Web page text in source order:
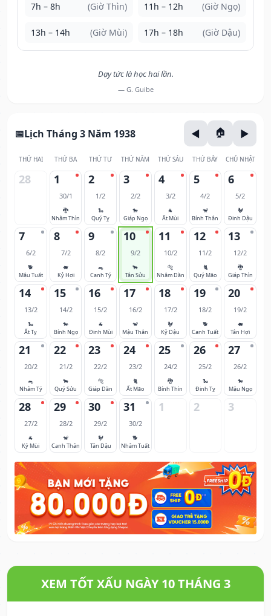
7h – 8h (Giờ Thìn) 11h – 12h (Giờ Ngọ)
13h – 14h (Giờ Mùi) 17h – 18h (Giờ Dậu)
Dạy tức là học hai lần.
— G. Guibe
Lịch Tháng 3 Năm 1938
THỨ HAI THỨ BA THỨ TƯ THỨ NĂM THỨ SÁU THỨ BẢY CHỦ NHẬT
28 1
30/1
🐉
Nhâm Thìn
2
1/2
🐍
Quý Tỵ
3
2/2
🐎
Giáp Ngọ
4
3/2
🐐
Ất Mùi
5
4/2
🐒
Bính Thân
6
5/2
🐓
Đinh Dậu
7
6/2
🐕
Mậu Tuất
8
7/2
🐖
Kỷ Hợi
9
8/2
🐀
Canh Tý
10
9/2
🐂
Tân Sửu
11
10/2
🐅
Nhâm Dần
12
11/2
🐈
Quý Mão
13
12/2
🐉
Giáp Thìn
14
13/2
🐍
Ất Tỵ
15
14/2
🐎
Bính Ngọ
16
15/2
🐐
Đinh Mùi
17
16/2
🐒
Mậu Thân
18
17/2
🐓
Kỷ Dậu
19
18/2
🐕
Canh Tuất
20
19/2
🐖
Tân Hợi
21
20/2
🐀
Nhâm Tý
22
21/2
🐂
Quý Sửu
23
22/2
🐅
Giáp Dần
24
23/2
🐈
Ất Mão
25
24/2
🐉
Bính Thìn
26
25/2
🐍
Đinh Tỵ
27
26/2
🐎
Mậu Ngọ
28
27/2
🐐
Kỷ Mùi
29
28/2
🐒
Canh Thân
30
29/2
🐓
Tân Dậu
31
30/2
🐕
Nhâm Tuất
1 2 3
XEM TỐT XẤU NGÀY 10 THÁNG 3